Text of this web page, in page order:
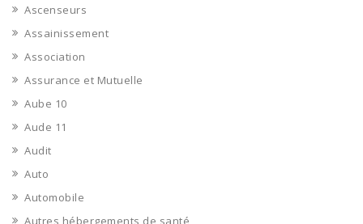
Ascenseurs
Assainissement
Association
Assurance et Mutuelle
Aube 10
Aude 11
Audit
Auto
Automobile
Autres hébergements de santé